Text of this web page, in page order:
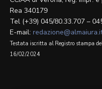
Rea 340179
Tel (+39) 045/80.33.707 –
E-mail:
Testata iscritta al Registro stampa
16/02/2024